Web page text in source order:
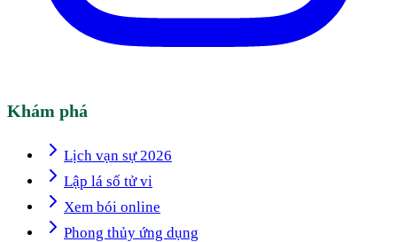
Khám phá
Lịch vạn sự 2026
Lập lá số tử vi
Xem bói online
Phong thủy ứng dụng